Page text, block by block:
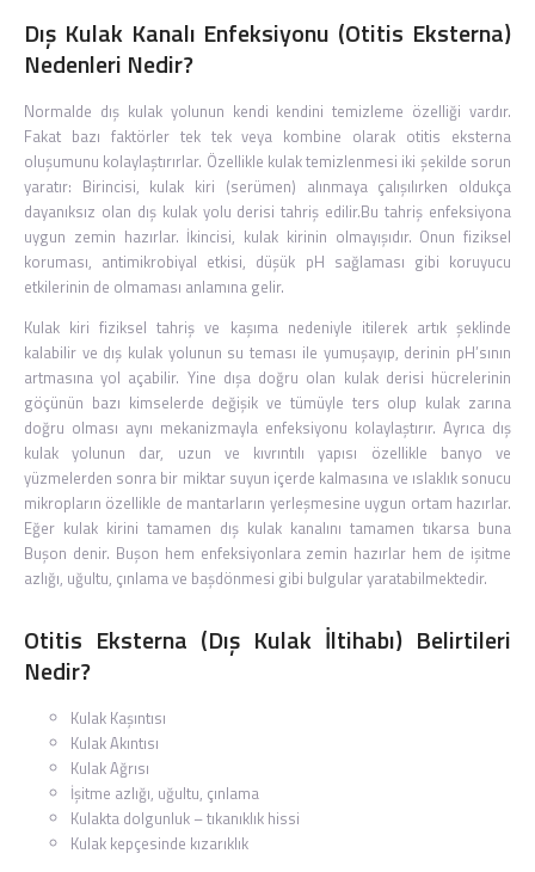
Dış Kulak Kanalı Enfeksiyonu (Otitis Eksterna)
Nedenleri Nedir?
Normalde dış kulak yolunun kendi kendini temizleme özelliği vardır.
Fakat bazı faktörler tek tek veya kombine olarak otitis eksterna
oluşumunu kolaylaştırırlar. Özellikle kulak temizlenmesi iki şekilde sorun
yaratır: Birincisi, kulak kiri (serümen) alınmaya çalışılırken oldukça
dayanıksız olan dış kulak yolu derisi tahriş edilir.Bu tahriş enfeksiyona
uygun zemin hazırlar. İkincisi, kulak kirinin olmayışıdır. Onun fiziksel
koruması, antimikrobiyal etkisi, düşük pH sağlaması gibi koruyucu
etkilerinin de olmaması anlamına gelir.
Kulak kiri fiziksel tahriş ve kaşıma nedeniyle itilerek artık şeklinde
kalabilir ve dış kulak yolunun su teması ile yumuşayıp, derinin pH’sının
artmasına yol açabilir. Yine dışa doğru olan kulak derisi hücrelerinin
göçünün bazı kimselerde değişik ve tümüyle ters olup kulak zarına
doğru olması aynı mekanizmayla enfeksiyonu kolaylaştırır. Ayrıca dış
kulak yolunun dar, uzun ve kıvrıntılı yapısı özellikle banyo ve
yüzmelerden sonra bir miktar suyun içerde kalmasına ve ıslaklık sonucu
mikropların özellikle de mantarların yerleşmesine uygun ortam hazırlar.
Eğer kulak kirini tamamen dış kulak kanalını tamamen tıkarsa buna
Buşon denir. Buşon hem enfeksiyonlara zemin hazırlar hem de işitme
azlığı, uğultu, çınlama ve başdönmesi gibi bulgular yaratabilmektedir.
Otitis Eksterna (Dış Kulak İltihabı) Belirtileri
Nedir?
Kulak Kaşıntısı
Kulak Akıntısı
Kulak Ağrısı
İşitme azlığı, uğultu, çınlama
Kulakta dolgunluk – tıkanıklık hissi
Kulak kepçesinde kızarıklık